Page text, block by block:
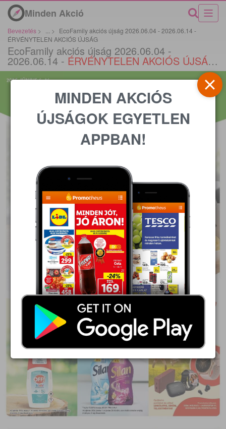
Minden Akció
Bevezetés > >
EcoFamily akciós újság 2026.06.04 - 2026.06.14 -
ÉRVÉNYTELEN AKCIÓS ÚJSÁG
EcoFamily akciós újság 2026.06.04 -
2026.06.14 - ÉRVÉNYTELEN AKCIÓS ÚJSÁG
*
MINDEN AKCIÓS
ÚJSÁGOK EGYETLEN
APPBAN!